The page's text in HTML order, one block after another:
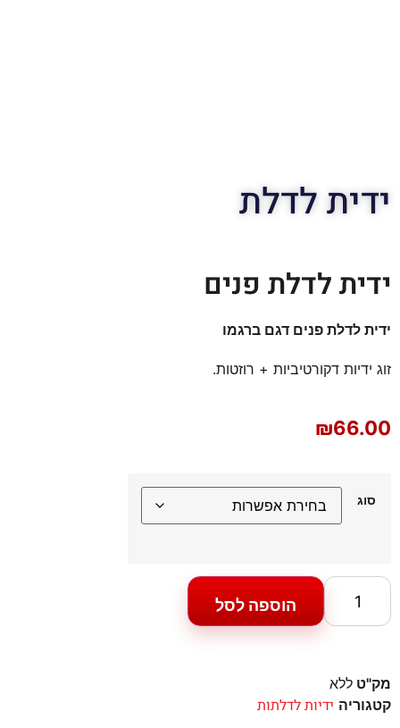
ידית לדלת
ידית לדלת פנים
ידית לדלת פנים דגם ברגמו
זוג ידיות דקורטיביות + רוזטות.
₪66.00
סוג
הוספה לסל
מק"ט ללא
קטגוריה ידיות לדלתות